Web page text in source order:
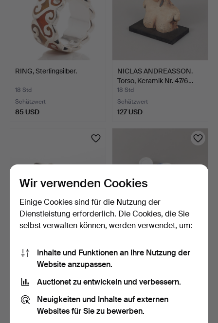
RING, Sterlingsilber.
18 Std
Schätzwert
85 USD
NICLAS ANDREASSON.
Torso, Keramik Nr. 47/6…
18 Std
Schätzwert
127 USD
18 Std
19 Std
Wir verwenden Cookies
Einige Cookies sind für die Nutzung der
Dienstleistung erforderlich. Die Cookies, die Sie
selbst verwalten können, werden verwendet, um:
Inhalte und Funktionen an Ihre Nutzung der
Website anzupassen.
Auctionet zu entwickeln und verbessern.
Neuigkeiten und Inhalte auf externen
Websites für Sie zu bewerben.